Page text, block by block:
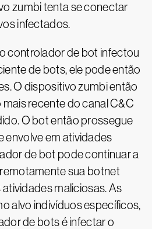
zumbi tenta se conectar
infectados.
controlador de bot infectou
de bots, ele pode então
O dispositivo zumbi então
recente do canal C&C
O bot então prossegue
envolve em atividades
de bot pode continuar a
sua botnet
maliciosas. As
alvo indivíduos específicos,
de bots é infectar o